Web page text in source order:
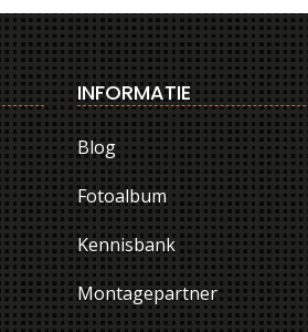
INFORMATIE
Blog
Fotoalbum
Kennisbank
Montagepartner